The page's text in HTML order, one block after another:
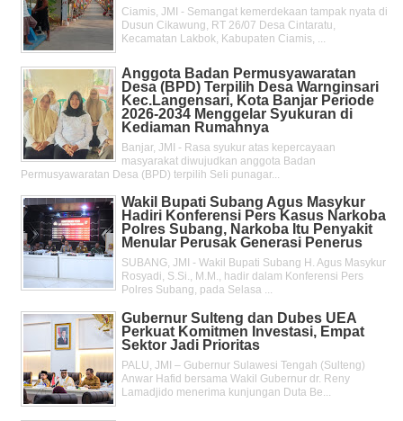
Ciamis, JMI - Semangat kemerdekaan tampak nyata di
Dusun Cikawung, RT 26/07 Desa Cintaratu,
Kecamatan Lakbok, Kabupaten Ciamis, ...
Anggota Badan Permusyawaratan
Desa (BPD) Terpilih Desa Warnginsari
Kec.Langensari, Kota Banjar Periode
2026-2034 Menggelar Syukuran di
Kediaman Rumahnya
Banjar, JMI - Rasa syukur atas kepercayaan
masyarakat diwujudkan anggota Badan
Permusyawaratan Desa (BPD) terpilih Seli punagar...
Wakil Bupati Subang Agus Masykur
Hadiri Konferensi Pers Kasus Narkoba
Polres Subang, Narkoba Itu Penyakit
Menular Perusak Generasi Penerus
SUBANG, JMI - Wakil Bupati Subang H. Agus Masykur
Rosyadi, S.Si., M.M., hadir dalam Konferensi Pers
Polres Subang, pada Selasa ...
Gubernur Sulteng dan Dubes UEA
Perkuat Komitmen Investasi, Empat
Sektor Jadi Prioritas
PALU, JMI – Gubernur Sulawesi Tengah (Sulteng)
Anwar Hafid bersama Wakil Gubernur dr. Reny
Lamadjido menerima kunjungan Duta Be...